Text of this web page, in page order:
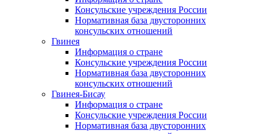
Консульские учреждения России
Нормативная база двусторонних
консульских отношений
Гвинея
Информация о стране
Консульские учреждения России
Нормативная база двусторонних
консульских отношений
Гвинея-Бисау
Информация о стране
Консульские учреждения России
Нормативная база двусторонних